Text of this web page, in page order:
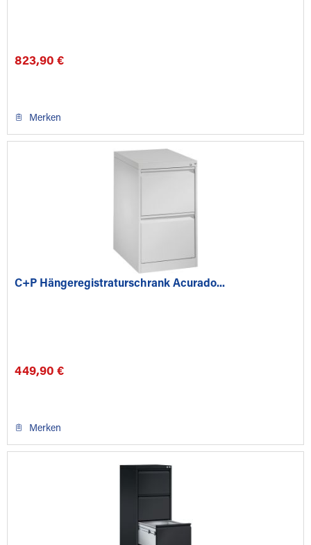
823,90 €
Merken
C+P Hängeregistraturschrank Acurado...
449,90 €
Merken